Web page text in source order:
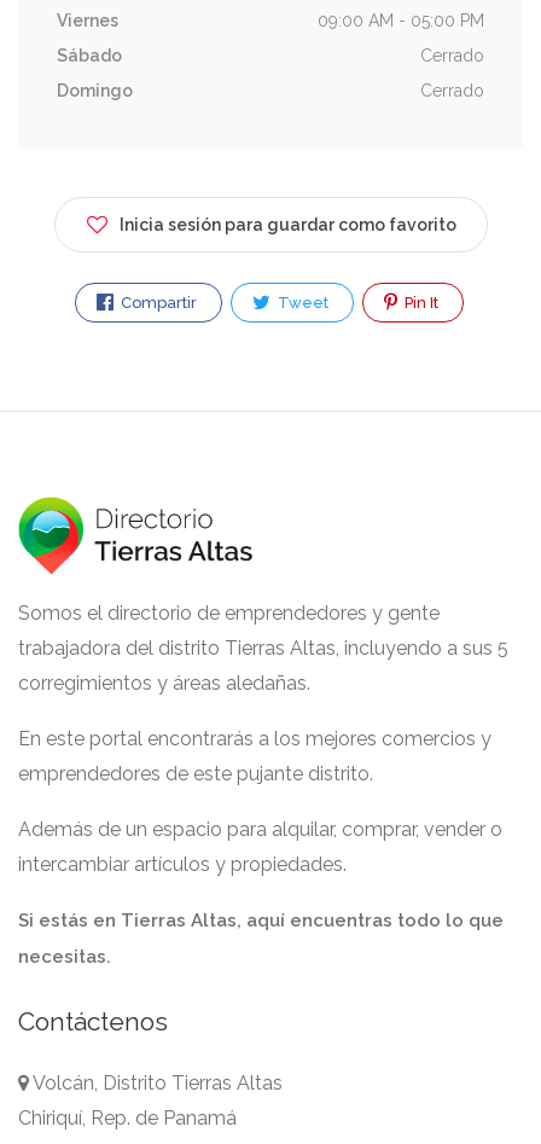
Viernes
09:00 AM - 05:00 PM
Sábado
Cerrado
Domingo
Cerrado
Inicia sesión para guardar como favorito
Compartir Tweet Pin It
Somos el directorio de emprendedores y gente
trabajadora del distrito Tierras Altas, incluyendo a sus 5
corregimientos y áreas aledañas.
En este portal encontrarás a los mejores comercios y
emprendedores de este pujante distrito.
Además de un espacio para alquilar, comprar, vender o
intercambiar artículos y propiedades.
Si estás en Tierras Altas, aquí encuentras todo lo que
necesitas.
Contáctenos
Volcán, Distrito Tierras Altas
Chiriquí, Rep. de Panamá